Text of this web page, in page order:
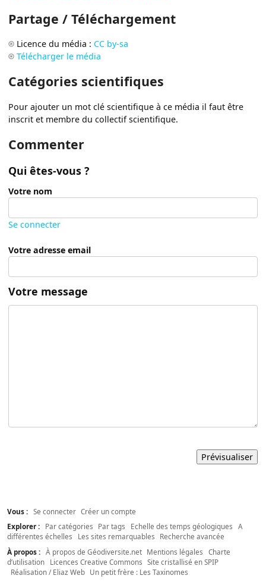
Partage / Téléchargement
Licence du média : CC by-sa
Télécharger le média
Catégories scientifiques
Pour ajouter un mot clé scientifique à ce média il faut être
inscrit et membre du collectif scientifique.
Commenter
Qui êtes-vous ?
Votre nom
Se connecter
Votre adresse email
Votre message
Vous : Se connecter Créer un compte
Explorer :
Par catégories Par tags Echelle des temps géologiques
A
différentes échelles
Les sites remarquables
Recherche avancée
À propos : À propos de Géodiversite.net Mentions légales
Charte
d’utilisation
Licences Creative Commons Site cristallisé en SPIP
Réalisation / Eliaz Web Un petit frère : Les Taxinomes